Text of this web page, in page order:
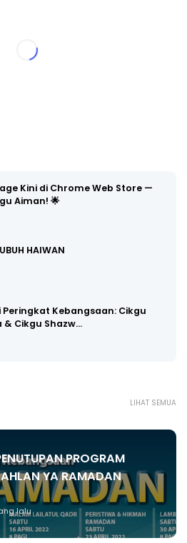
Kini di Chrome Web Store —
Aiman! 🌟
HAIWAN
Peringkat Kebangsaan: Cikgu
& Cikgu Shazw…
LIHAT SEMUA
PROGRAM
YA RAMADAN
lalu